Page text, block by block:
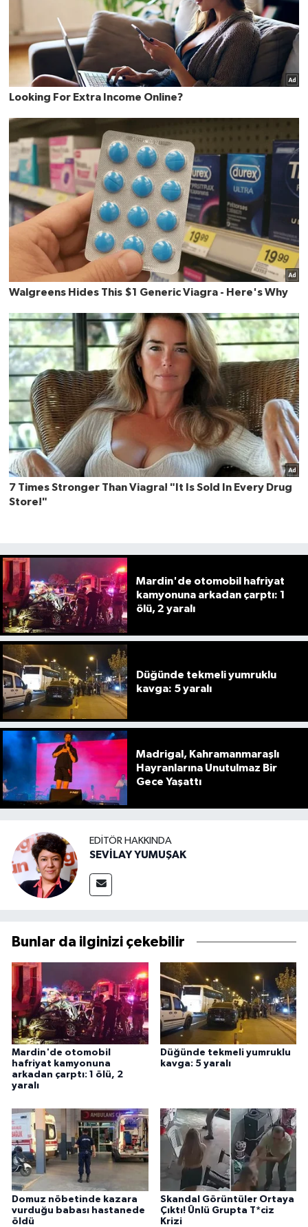
Mardin'de otomobil hafriyat
kamyonuna arkadan çarptı: 1
ölü, 2 yaralı
Düğünde tekmeli yumruklu
kavga: 5 yaralı
Madrigal, Kahramanmaraşlı
Hayranlarına Unutulmaz Bir
Gece Yaşattı
EDITÖR HAKKINDA
SEVİLAY YUMUŞAK
Bunlar da ilginizi çekebilir
Mardin'de otomobil
hafriyat kamyonuna
arkadan çarptı: 1 ölü, 2
yaralı
Düğünde tekmeli yumruklu
kavga: 5 yaralı
Domuz nöbetinde kazara
vurduğu babası hastanede
öldü
Skandal Görüntüler Ortaya
Çıktı! Ünlü Grupta T*ciz
Krizi